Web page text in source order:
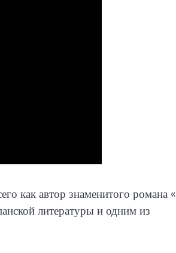
как автор знаменитого романа
литературы и одним из